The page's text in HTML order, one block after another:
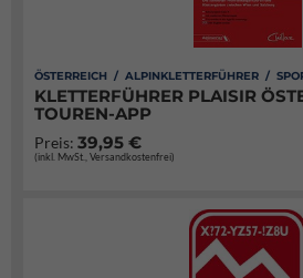
ÖSTERREICH / ALPINKLETTERFÜHRER /
KLETTERFÜHRER PLAISIR
TOUREN-APP
Preis: 39,95 €
(inkl. MwSt., Versandkostenfrei)